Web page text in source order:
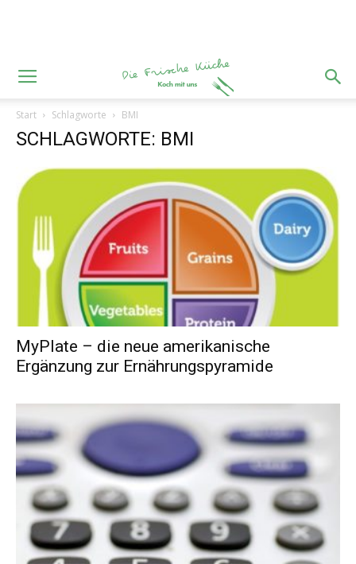
Start Schlagworte BMI
SCHLAGWORTE: BMI
MyPlate – die neue amerikanische
Ergänzung zur Ernährungspyramide